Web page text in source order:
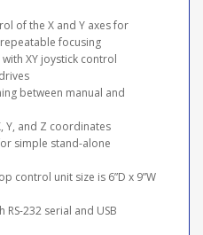
of the X and Y axes for
focusing
XY joystick control
between manual and
Y, and Z coordinates
simple stand-alone
control unit size is 6”D x 9”W
232 serial and USB